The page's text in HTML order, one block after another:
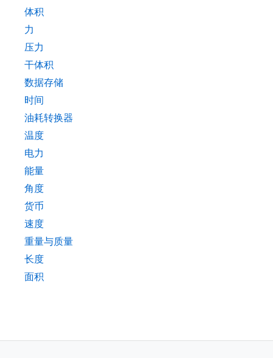
体积
力
压力
干体积
数据存储
时间
油耗转换器
温度
电力
能量
角度
货币
速度
重量与质量
长度
面积